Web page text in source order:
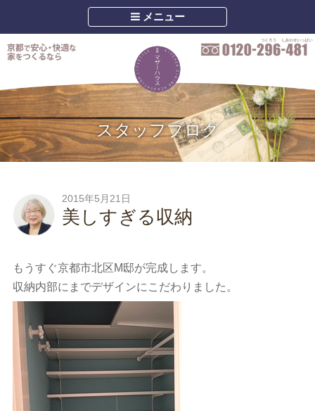
メニュー
スタッフブログ
2015年5月21日
美しすぎる収納
もうすぐ京都市北区M邸が完成します。
収納内部にまでデザインにこだわりました。